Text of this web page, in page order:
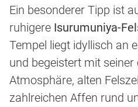
Ein besonderer Tipp ist
ruhigere Isurumuniya-
Tempel liegt idyllisch an
und begeistert mit seiner
Atmosphäre, alten
zahlreichen Affen rund